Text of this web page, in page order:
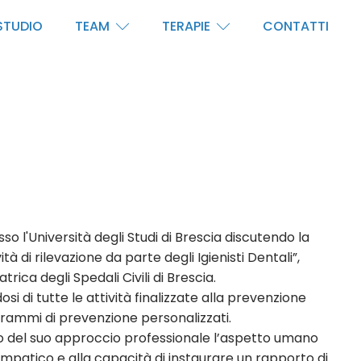
TEAM TERAPIE CONTATTI
l'Università degli Studi di Brescia discutendo la
di rilevazione da parte degli Igienisti Dentali”,
degli Spedali Civili di Brescia.
di tutte le attività finalizzate alla prevenzione
di prevenzione personalizzati.
suo approccio professionale l’aspetto umano